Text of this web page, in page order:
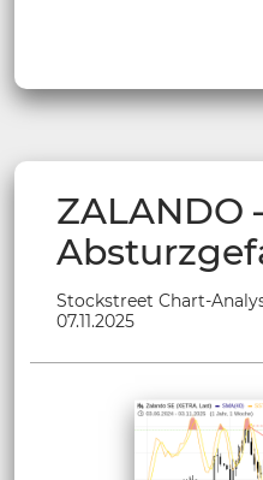
ZALANDO
Stockstreet Chart-
07.11.2025